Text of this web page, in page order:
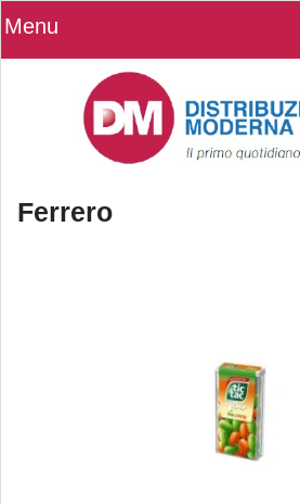
Menu
Ferrero